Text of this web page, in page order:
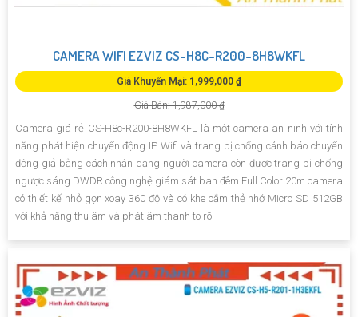
CAMERA WIFI EZVIZ CS-H8C-R200-8H8WKFL
Giá Khuyến Mại: 1,999,000 ₫
Giá Bán: 1,987,000 ₫
Camera giá rẻ CS-H8c-R200-8H8WKFL là một camera an ninh với tính
năng phát hiện chuyển động IP Wifi và trang bị chống cảnh báo chuyển
động giả bằng cách nhận dạng người camera còn được trang bị chống
ngược sáng DWDR công nghệ giám sát ban đêm Full Color 20m camera
có thiết kế nhỏ gọn xoay 360 độ và có khe cắm thẻ nhớ Micro SD 512GB
với khả năng thu âm và phát âm thanh to rõ